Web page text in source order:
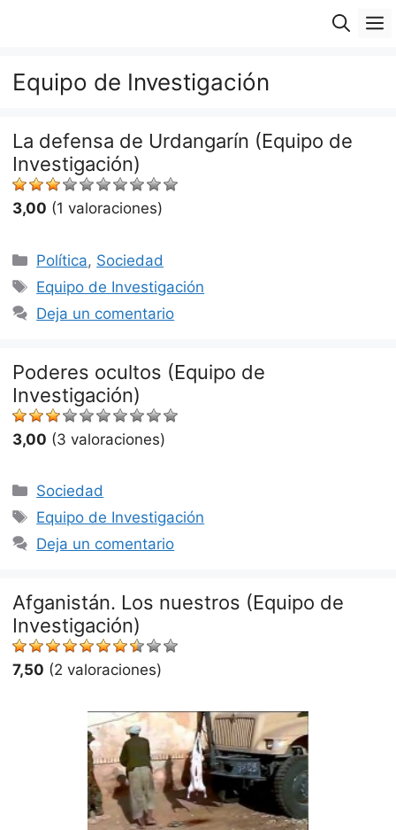
Equipo de Investigación
La defensa de Urdangarín (Equipo de
Investigación)
3,00 (1 valoraciones)
Categorías
Política, Sociedad
Etiquetas
Equipo de Investigación
Deja un comentario
Poderes ocultos (Equipo de
Investigación)
3,00 (3 valoraciones)
Categorías
Sociedad
Etiquetas
Equipo de Investigación
Deja un comentario
Afganistán. Los nuestros (Equipo de
Investigación)
7,50 (2 valoraciones)